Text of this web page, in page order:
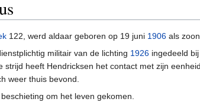
122, werd aldaar geboren op 19 juni 1906 als
militair van de lichting 1926 ingedeeld
heeft Hendricksen het contact met zijn
weer thuis bevond.
om het leven gekomen.